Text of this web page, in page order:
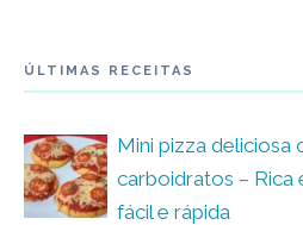
ÚLTIMAS RECEITAS
Mini pizza deliciosa
carboidratos – Rica
fácil e rápida